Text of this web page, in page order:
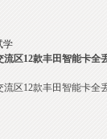
学
区12款丰田智能卡全
区12款丰田智能卡全